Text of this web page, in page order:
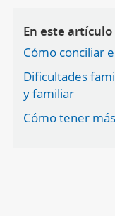
En este artículo
Cómo conciliar
Dificultades
y familiar
Cómo tener